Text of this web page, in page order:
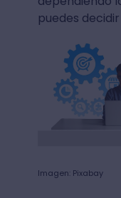
puedes
Imagen: Pixabay